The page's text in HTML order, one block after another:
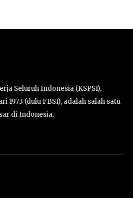
Seluruh Indonesia (KSPSI),
1973 (dulu FBSI), adalah salah satu
di Indonesia.